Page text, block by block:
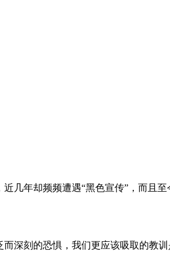
几年却频频遭遇“黑色宣传”，而且至
深刻的恐惧，我们更应该吸取的教